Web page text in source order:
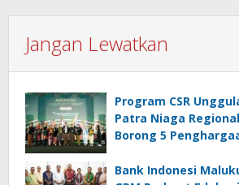
Jangan Lewatkan
Program CSR
Patra Niaga
Borong 5
Bank Indonesi